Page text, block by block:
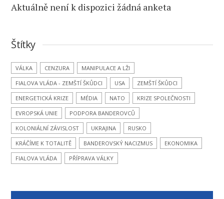
Aktuálně není k dispozici žádná anketa
Štítky
VÁLKA CENZURA
MANIPULACE A LŽI
FIALOVA VLÁDA - ZEMŠTÍ ŠKŮDCI
USA
ZEMŠTÍ ŠKŮDCI
ENERGETICKÁ KRIZE
MÉDIA NATO
KRIZE SPOLEČNOSTI
EVROPSKÁ UNIE
PODPORA BANDEROVCŮ
KOLONIÁLNÍ ZÁVISLOST
UKRAJINA
RUSKO
KRÁČÍME K TOTALITĚ
BANDEROVSKÝ NACIZMUS
EKONOMIKA
FIALOVA VLÁDA
PŘÍPRAVA VÁLKY